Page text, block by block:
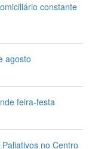
constante
agosto
feira-festa
no Centro